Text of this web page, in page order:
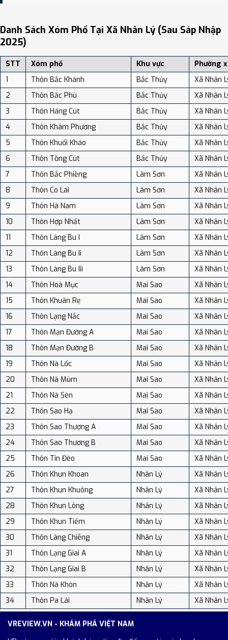
địa điểm tại: VReview.vn - Nền tảng review địa điểm, dịch vụ và du
lịch uy tín tại Việt Nam.
Danh Sách Xóm Phố Tại Xã Nhân Lý (sau Sáp Nhập
2025)
STT Xóm phố Khu vực
Phường
1
Thôn Bắc Khánh Bắc Thủy
Xã Nhân
2
Thôn Băc Phù Bắc Thủy
Xã Nhân
3
Thôn Háng Cút Bắc Thủy
Xã Nhân
4
Thôn Khâm Phường Bắc Thủy
Xã Nhân
5
Thôn Khuối Kháo Bắc Thủy
Xã Nhân
6
Thôn Tồng Cút Bắc Thủy
Xã Nhân
7
Thôn Bắc Phiềng Lâm Sơn
Xã Nhân
8
Thôn Co Lái Lâm Sơn
Xã Nhân
9
Thôn Hà Nam Lâm Sơn
Xã Nhân
10
Thôn Hợp Nhất Lâm Sơn
Xã Nhân
11
Thôn Làng Bu I Lâm Sơn
Xã Nhân
12
Thôn Làng Bu Ii Lâm Sơn
Xã Nhân
13
Thôn Làng Bu Iii Lâm Sơn
Xã Nhân
14
Thôn Hoà Mục Mai Sao
Xã Nhân
15
Thôn Khuân Rẹ Mai Sao
Xã Nhân
16
Thôn Lạng Nắc Mai Sao
Xã Nhân
17
Thôn Mạn Đường A Mai Sao
Xã Nhân
18
Thôn Mạn Đường B Mai Sao
Xã Nhân
19
Thôn Nà Lốc Mai Sao
Xã Nhân
20
Thôn Nà Mùm Mai Sao
Xã Nhân
21
Thôn Nà Sèn Mai Sao
Xã Nhân
22
Thôn Sao Hạ Mai Sao
Xã Nhân
23
Thôn Sao Thượng A Mai Sao
Xã Nhân
24
Thôn Sao Thương B Mai Sao
Xã Nhân
25
Thôn Tin Đèo Mai Sao
Xã Nhân
26
Thôn Khun Khoan Nhân Lý
Xã Nhân
27
Thôn Khun Khuông Nhân Lý
Xã Nhân
28
Thôn Khun Lông Nhân Lý
Xã Nhân
29
Thôn Khun Tiếm Nhân Lý
Xã Nhân
30
Thôn Làng Chiễng Nhân Lý
Xã Nhân
31
Thôn Lạng Giai A Nhân Lý
Xã Nhân
32
Thôn Lạng Giai B Nhân Lý
Xã Nhân
33
Thôn Nà Khòn Nhân Lý
Xã Nhân
34
Thôn Pa Lái Nhân Lý Xã Nhân
VREVIEW.VN - KHÁM PHÁ VIỆT NAM